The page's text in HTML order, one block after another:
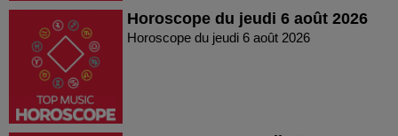
Horoscope du jeudi 6 août 2026
Horoscope du jeudi 6 août 2026